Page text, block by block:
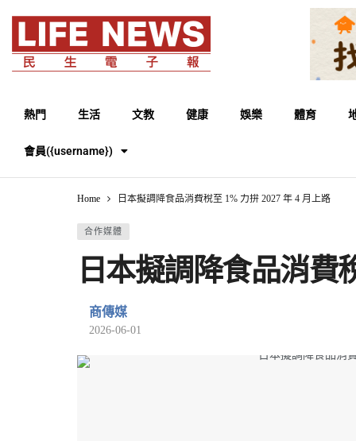
熱門 生活 文教 健康 娛樂 體育
會員({username})
Home 日本擬調降食品消費稅至 1% 力拚 2027 年 4 月上路
合作媒體
日本擬調降食品消費
商傳媒
2026-06-01